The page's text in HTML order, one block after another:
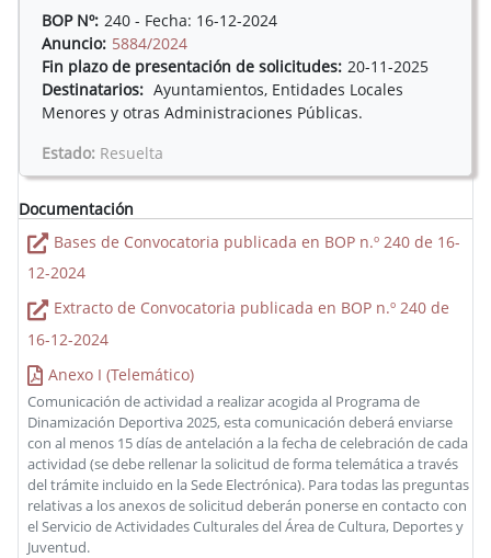
BOP Nº: 240 - Fecha: 16-12-2024
Anuncio: 5884/2024
Fin plazo de presentación de solicitudes: 20-11-2025
Destinatarios: Ayuntamientos, Entidades Locales
Menores y otras Administraciones Públicas.
Estado: Resuelta
Documentación
Bases de Convocatoria publicada en BOP n.º 240 de 16-
12-2024
Extracto de Convocatoria publicada en BOP n.º 240 de
16-12-2024
Anexo I (Telemático)
Comunicación de actividad a realizar acogida al Programa de
Dinamización Deportiva 2025, esta comunicación deberá enviarse
con al menos 15 días de antelación a la fecha de celebración de cada
actividad (se debe rellenar la solicitud de forma telemática a través
del trámite incluido en la Sede Electrónica). Para todas las preguntas
relativas a los anexos de solicitud deberán ponerse en contacto con
el Servicio de Actividades Culturales del Área de Cultura, Deportes y
Juventud.